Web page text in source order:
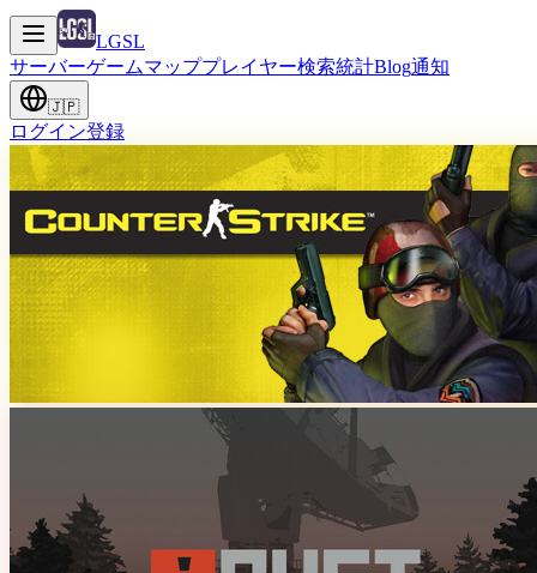
LGSL
サーバーゲームマッププレイヤー検索統計Blog通知
🇯🇵
ログイン登録